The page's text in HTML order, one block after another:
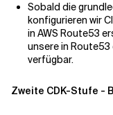
Sobald die
konfigurieren wir
in AWS Route53
unsere in
verfügbar.
Zweite CDK-Stufe -